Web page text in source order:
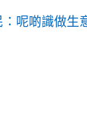
呢啲識做生